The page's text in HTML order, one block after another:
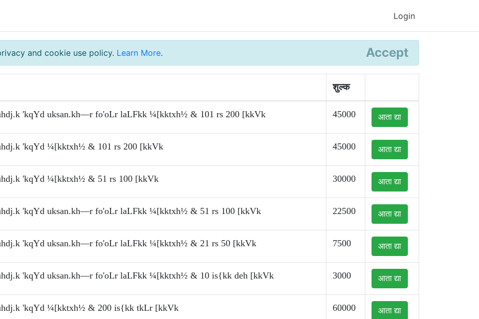
Login
and cookie use policy. Learn More. Accept
शुल्क
'kqYd uksan.kh—r fo'oLr laLFkk ¼[kktxh½ & 101 rs 200 [kkVk 45000 आता द्या
'kqYd ¼[kktxh½ & 101 rs 200 [kkVk 45000 आता द्या
'kqYd ¼[kktxh½ & 51 rs 100 [kkVk 30000 आता द्या
'kqYd uksan.kh—r fo'oLr laLFkk ¼[kktxh½ & 51 rs 100 [kkVk 22500 आता द्या
'kqYd uksan.kh—r fo'oLr laLFkk ¼[kktxh½ & 21 rs 50 [kkVk 7500 आता द्या
'kqYd uksan.kh—r fo'oLr laLFkk ¼[kktxh½ & 10 is{kk deh [kkVk 3000 आता द्या
'kqYd ¼[kktxh½ & 200 is{kk tkLr [kkVk 60000 आता द्या